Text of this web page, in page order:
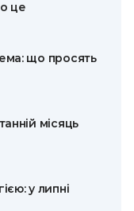
це
що просять
місяць
у липні